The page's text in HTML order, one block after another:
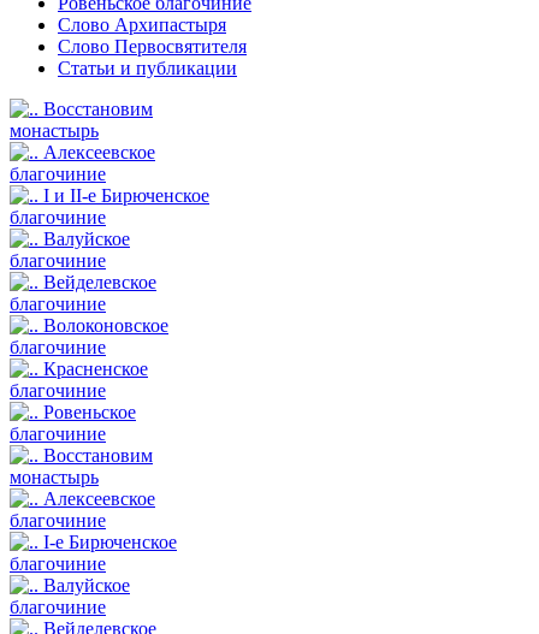
Слово Архипастыря
Слово Первосвятителя
Статьи и публикации
Восстановим
монастырь
Алексеевское
благочиние
I и II-е Бирюченское
благочиние
Валуйское
благочиние
Вейделевское
благочиние
Волоконовское
благочиние
Красненское
благочиние
Ровеньское
благочиние
Восстановим
монастырь
Алексеевское
благочиние
I-е Бирюченское
благочиние
Валуйское
благочиние
Вейделевское